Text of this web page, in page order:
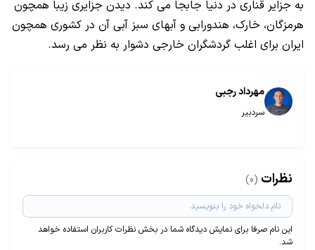
به جزایر قناری در دنیا جابجا می کند. دیدن جزایری زیبا همچون
هرمزگان، خارک، هندورابی و آبهای سبز آبی آن در کشوری همچون
ایران برای اغلب گردشگران خارجی دشوار به نظر می رسد.
مهرداد رجبی
سردبیر
نظرات (0)
این نام صرفا برای نمایش دیدگاه شما در بخش نظرات کاربران استفاده خواهد
شد.